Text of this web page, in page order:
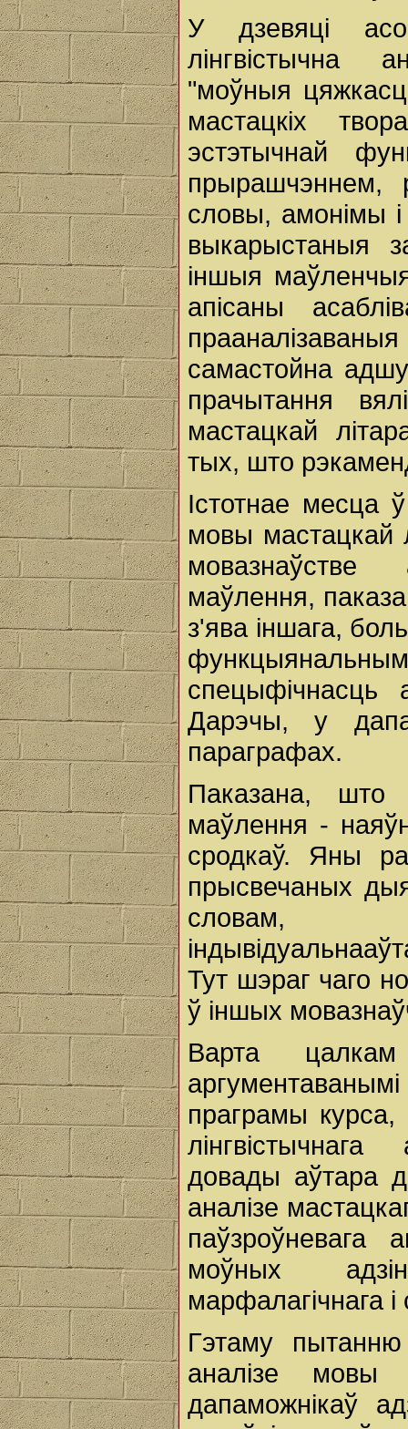
У дзевяці
лінгвістычна
"моўныя
мастацкіх
эстэтычнай
прырашчэннем,
словы, амонімы
выкарыстаныя
іншыя
апісаны
самастойна
прачытання
мастацкай
тых, што
Істотнае месца
мовы мастацкай
мовазнаўстве
маўлення,
з'ява іншага,
Дарэчы, у
параграфах.
Паказана, што
маўлення -
сродкаў. Яны
прысвечаных
словам,
Тут шэраг чаго
ў іншых
Варта цалкам
праграмы
довады аўтара
аналізе
паўзроўневага
моўных
марфалагічнага і
Гэтаму
аналізе
дапаможнікаў